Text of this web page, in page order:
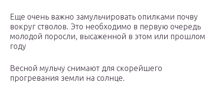
Еще очень важно замульчировать опилками почву
вокруг стволов. Это необходимо в первую очередь
молодой поросли, высаженной в этом или прошлом
году
Весной мульчу снимают для скорейшего
прогревания земли на солнце.